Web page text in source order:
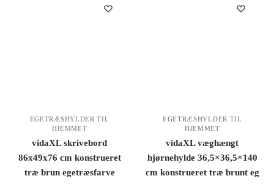
EGETRÆSHYLDER TIL
HJEMMET
vidaXL skrivebord
86x49x76 cm konstrueret
træ brun egetræsfarve
EGETRÆSHYLDER TIL
HJEMMET
vidaXL væghængt
hjørnehylde 36,5×36,5×140
cm konstrueret træ brunt eg